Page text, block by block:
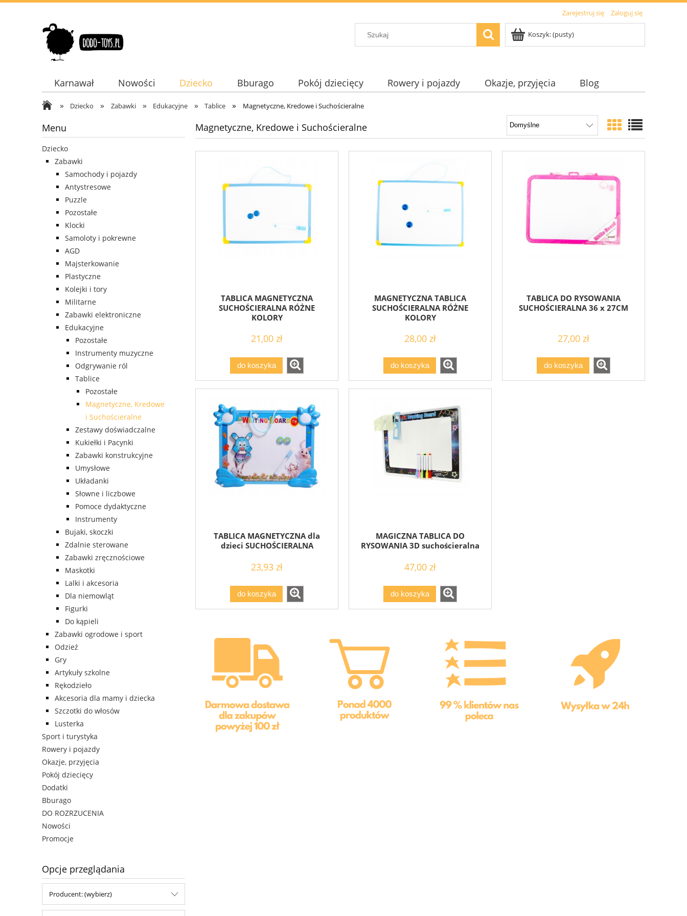
Zarejestruj się Zaloguj się
Koszyk:(pusty)
Karnawał Nowości Dziecko Bburago Pokój dziecięcy Rowery i pojazdy Okazje, przyjęcia
Blog
Dodatki
» Dziecko » Zabawki » Edukacyjne » Tablice » Magnetyczne, Kredowe i Suchościeralne
Menu
Dziecko
Zabawki
Samochody i pojazdy
Antystresowe
Puzzle
Pozostałe
Klocki
Samoloty i pokrewne
AGD
Majsterkowanie
Plastyczne
Kolejki i tory
Militarne
Zabawki elektroniczne
Edukacyjne
Pozostałe
Instrumenty muzyczne
Odgrywanie ról
Tablice
Pozostałe
Magnetyczne, Kredowe
i Suchościeralne
Zestawy doświadczalne
Kukiełki i Pacynki
Zabawki konstrukcyjne
Umysłowe
Układanki
Słowne i liczbowe
Pomoce dydaktyczne
Instrumenty
Bujaki, skoczki
Zdalnie sterowane
Zabawki zręcznościowe
Maskotki
Lalki i akcesoria
Dla niemowląt
Figurki
Do kąpieli
Zabawki ogrodowe i sport
Odzież
Gry
Artykuły szkolne
Rękodzieło
Akcesoria dla mamy i dziecka
Szczotki do włosów
Lusterka
Sport i turystyka
Rowery i pojazdy
Okazje, przyjęcia
Pokój dziecięcy
Dodatki
Bburago
DO ROZRZUCENIA
Nowości
Promocje
Opcje przeglądania
Producent: (wybierz)
Magnetyczne, Kredowe i Suchościeralne
TABLICA MAGNETYCZNA
SUCHOŚCIERALNA RÓŻNE
KOLORY
21,00 zł
do koszyka
MAGNETYCZNA TABLICA
SUCHOŚCIERALNA RÓŻNE
KOLORY
28,00 zł
do koszyka
TABLICA DO RYSOWANIA
SUCHOŚCIERALNA 36 x 27CM
27,00 zł
do koszyka
TABLICA MAGNETYCZNA dla
dzieci SUCHOŚCIERALNA
23,93 zł
do koszyka
MAGICZNA TABLICA DO
RYSOWANIA 3D suchościeralna
47,00 zł
do koszyka